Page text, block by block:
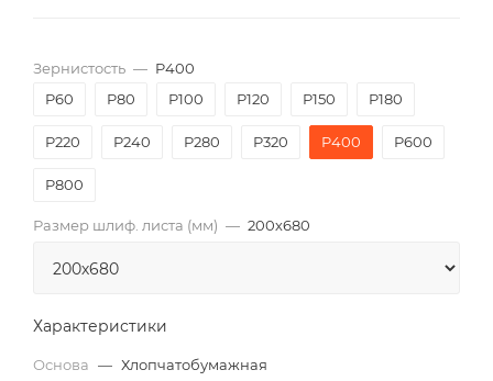
Зернистость — P400
P60
P80 P100 P120 P150 P180
P220 P240 P280 P320 P400 P600
P800
Размер шлиф. листа (мм) — 200х680
Характеристики
Основа — Хлопчатобумажная